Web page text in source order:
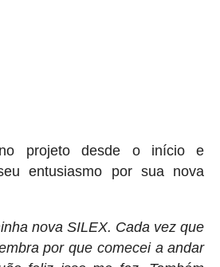
projeto desde o início e
entusiasmo por sua nova
nova SILEX. Cada vez que
por que comecei a andar